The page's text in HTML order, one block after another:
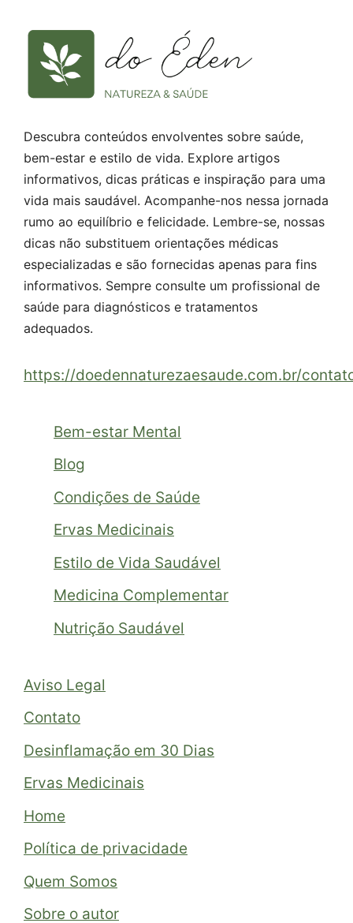
Descubra conteúdos envolventes sobre saúde,
bem-estar e estilo de vida. Explore artigos
informativos, dicas práticas e inspiração para uma
vida mais saudável. Acompanhe-nos nessa jornada
rumo ao equilíbrio e felicidade. Lembre-se, nossas
dicas não substituem orientações médicas
especializadas e são fornecidas apenas para fins
informativos. Sempre consulte um profissional de
saúde para diagnósticos e tratamentos
adequados.
https://doedennaturezaesaude.com.br/
Bem-estar Mental
Blog
Condições de Saúde
Ervas Medicinais
Estilo de Vida Saudável
Medicina Complementar
Nutrição Saudável
Aviso Legal
Contato
Desinflamação em 30 Dias
Ervas Medicinais
Home
Política de privacidade
Quem Somos
Sobre o autor